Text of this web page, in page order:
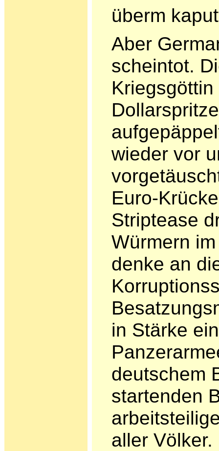
überm
Aber
scheintot.
wieder vor
Euro-
Striptease
Würmern
denke an
in Stärke
deutschem
startenden
aller Völker.